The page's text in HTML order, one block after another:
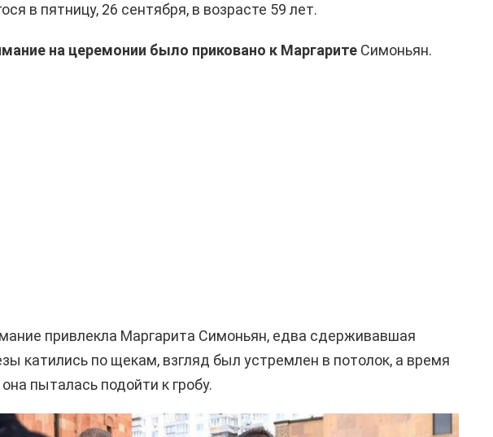
в пятницу, 26 сентября, в возрасте 59 лет.
на церемонии было приковано к Маргарите Симоньян.
привлекла Маргарита Симоньян, едва сдерживавшая
катились по щекам, взгляд был устремлен в потолок, а время
пыталась подойти к гробу.